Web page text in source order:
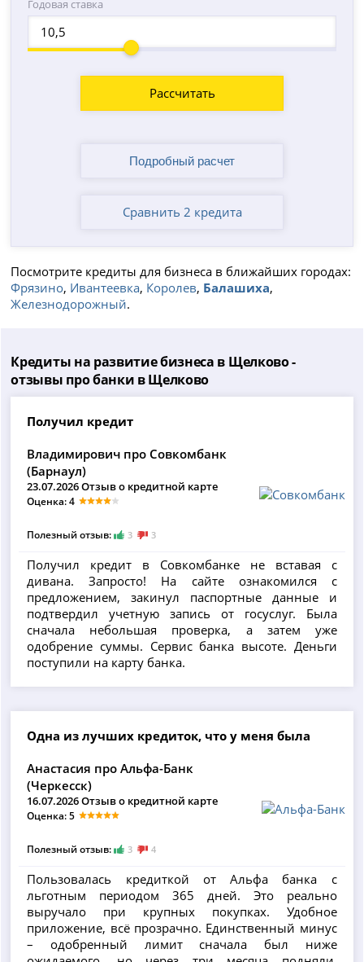
Годовая ставка
Рассчитать
Сравнить 2 кредита
Посмотрите кредиты для бизнеса в ближайших городах:
Фрязино, Ивантеевка, Королев, Балашиха,
Железнодорожный.
Кредиты на развитие бизнеса в Щелково -
отзывы про банки в Щелково
Получил кредит
Владимирович про Совкомбанк
(Барнаул)
23.07.2026 Отзыв о кредитной карте
Оценка: 4
Полезный отзыв: 3 3
Получил кредит в Совкомбанке не вставая с
дивана. Запросто! На сайте ознакомился с
предложением, закинул паспортные данные и
подтвердил учетную запись от госуслуг. Была
сначала небольшая проверка, а затем уже
одобрение суммы. Сервис банка высоте. Деньги
поступили на карту банка.
Одна из лучших кредиток, что у меня была
Анастасия про Альфа-Банк
(Черкесск)
16.07.2026 Отзыв о кредитной карте
Оценка: 5
Полезный отзыв: 3 4
Пользовалась кредиткой от Альфа банка с
льготным периодом 365 дней. Это реально
выручало при крупных покупках. Удобное
приложение, всё прозрачно. Единственный минус
– одобренный лимит сначала был ниже